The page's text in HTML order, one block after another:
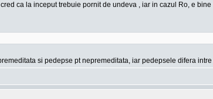
ca la inceput trebuie pornit de undeva , iar in cazul Ro, e
si pedepse pt nepremeditata, iar pedepsele difera